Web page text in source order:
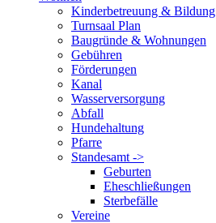
Kinderbetreuung & Bildung
Turnsaal Plan
Baugründe & Wohnungen
Gebühren
Förderungen
Kanal
Wasserversorgung
Abfall
Hundehaltung
Pfarre
Standesamt ->
Geburten
Eheschließungen
Sterbefälle
Vereine